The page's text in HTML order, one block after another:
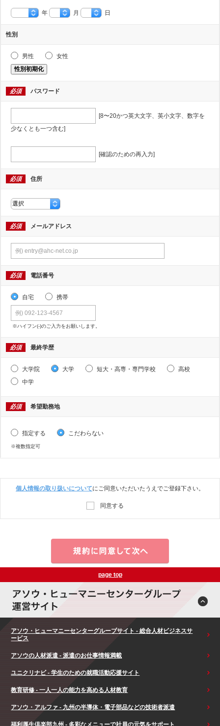
年 月 日
性別
男性
女性
性別初期化
必須 パスワード
[8〜20かつ英大文字、英小文字、数字を
少なくとも一つ含む]
[確認のための再入力]
必須 住所
必須 メールアドレス
必須 電話番号
自宅 携帯
※ハイフン(-)のご入力をお願いします。
必須 最終学歴
大学院 大学 短大・高専・専門学校
高校
中学
必須 希望勤務地
指定する こだわらない
※複数指定可
個人情報の取り扱いについてにご同意いただいたうえでご登録下さい。
同意する
page top
アソウ・ヒューマニーセンターグループサイト - 総合人材ビジネスサ
ービス
アソウの人材派遣 - 派遣のお仕事情報満載
ユニクリナビ - 学生のための就職活動応援サイト
教育研修 - 一人一人の能力を高める人材教育
アソウ・アルファ - 九州の半導体・電子部品などの技術者派遣
福利厚生倶楽部九州 - 多彩なメニューで社員の元気をサポート